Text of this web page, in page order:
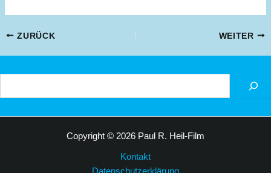
Beitragsnavigation
ZURÜCK WEITER
Copyright © 2026 Paul R. Heil-Film
Kontakt